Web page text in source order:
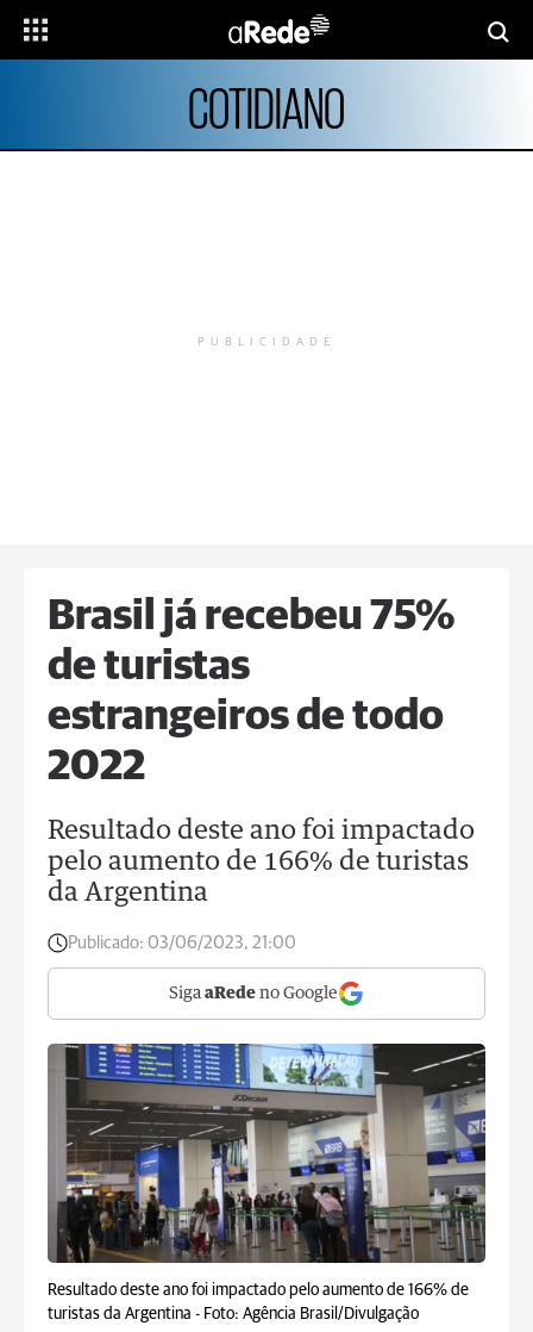
COTIDIANO
PUBLICIDADE
Brasil já recebeu 75%
de turistas
estrangeiros de todo
2022
Resultado deste ano foi impactado
pelo aumento de 166% de turistas
da Argentina
Publicado: 03/06/2023, 21:00
Siga aRede no Google
Resultado deste ano foi impactado pelo aumento de 166% de
turistas da Argentina - Foto: Agência Brasil/Divulgação